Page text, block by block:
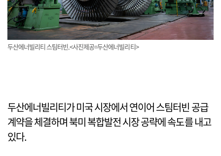
두산에너빌리티 스팀터빈.<사진제공=두산에너빌리티>
두산에너빌리티가 미국 시장에서 연이어 스팀터빈 공급
계약을 체결하며 북미 복합발전 시장 공략에 속도를 내고
있다.